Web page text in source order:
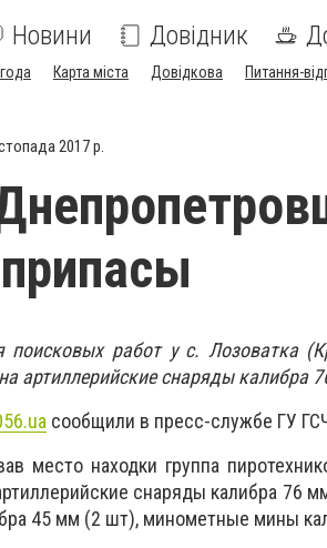
Новини Довідник
Карта міста Довідкова Питання-
2017 р.
поисковых работ у с. Лозоватка
артиллерийские снаряды калибра
сообщили в пресс-службе ГУ
место находки группа
снаряды калибра 76
45 мм (2 шт), минометные мины